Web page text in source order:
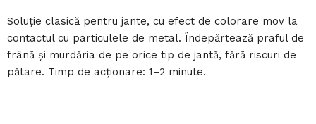
Soluție clasică pentru jante, cu efect de colorare mov la
contactul cu particulele de metal. Îndepărtează praful de
frână și murdăria de pe orice tip de jantă, fără riscuri de
pătare. Timp de acționare: 1–2 minute.